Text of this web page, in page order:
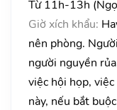
Từ 11h-13h
Giờ xích khẩu:
nên phòng.
người nguyền
việc hội họp,
này, nếu bắt